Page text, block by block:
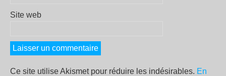
Site web
Ce site utilise Akismet pour réduire les indésirables. En